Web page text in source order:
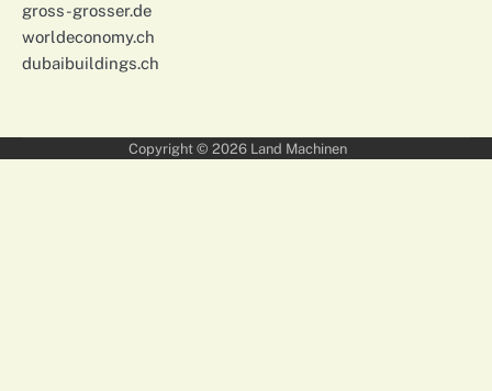
gross-grosser.de
worldeconomy.ch
dubaibuildings.ch
Copyright © 2026 Land Machinen